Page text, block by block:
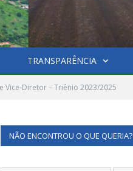
TRANSPARÊNCIA
Vice-Diretor – Triênio 2023/2025
NÃO ENCONTROU O QUE QUERIA?